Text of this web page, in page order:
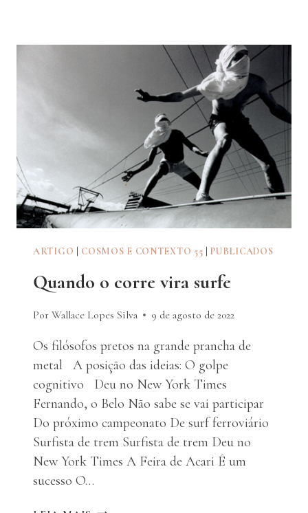
CONCEITO
FILÓSOFOS
ARTIGO COSMOS E CONTEXTO 55 |PUBLICADOS
Quando o corre vira surfe
Por Wallace Lopes Silva 9 de agosto de 2022
Os filósofos pretos na grande prancha de
metal A posição das ideias: O golpe
cognitivo Deu no New York Times
Fernando, o Belo Não sabe se vai participar
Do próximo campeonato De surf ferroviário
Surfista de trem Surfista de trem Deu no
New York Times A Feira de Acari É um
sucesso O…